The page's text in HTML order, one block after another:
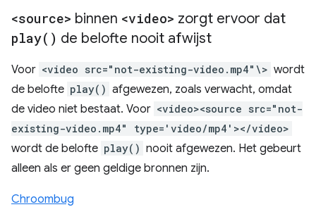
<source> binnen <video> zorgt ervoor dat
play( ) de belofte nooit afwijst
Voor <video src="not-existing-video.mp4"\> wordt
de belofte play() afgewezen, zoals verwacht, omdat
de video niet bestaat. Voor <video><source src="not-
existing-video.mp4" type='video/mp4'></video>
wordt de belofte play() nooit afgewezen. Het gebeurt
alleen als er geen geldige bronnen zijn.
Chroombug